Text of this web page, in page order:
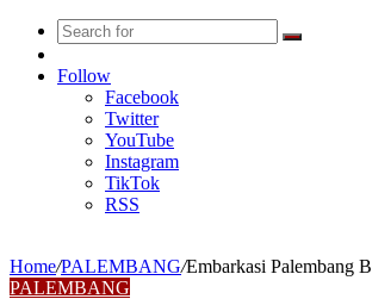
Search
Article
Follow
Facebook
Twitter
YouTube
Instagram
TikTok
RSS
Home/PALEMBANG/Embarkasi Palembang
PALEMBANG